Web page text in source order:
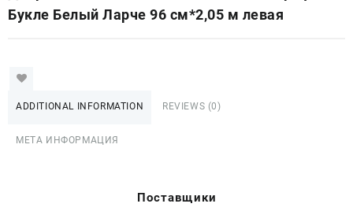
Букле Белый Ларче 96 см*2,05 м левая
ADDITIONAL INFORMATION REVIEWS (0)
МЕТА ИНФОРМАЦИЯ
Поставщики